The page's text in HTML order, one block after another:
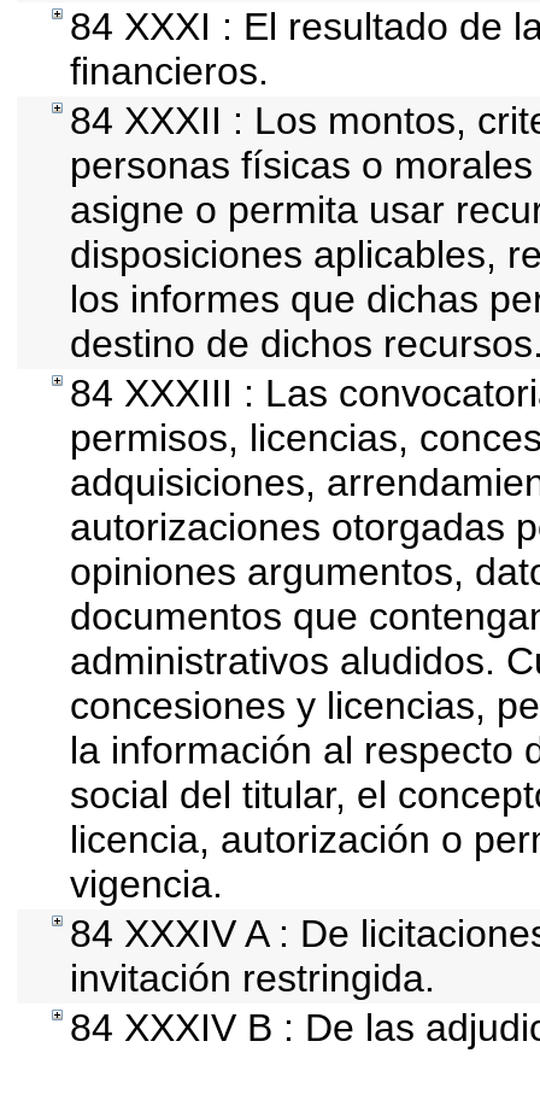
84 XXXI : El resultado de
financieros.
84 XXXII : Los montos,
personas físicas o
asigne o permita usar
disposiciones aplicables,
los informes que dichas
destino de dichos
84 XXXIII : Las
permisos, licencias,
adquisiciones,
autorizaciones otorgadas
opiniones argumentos,
documentos que
administrativos aludidos.
concesiones y licencias,
la información al respecto
social del titular, el
licencia, autorización o
vigencia.
84 XXXIV A : De
invitación restringida.
84 XXXIV B : De las